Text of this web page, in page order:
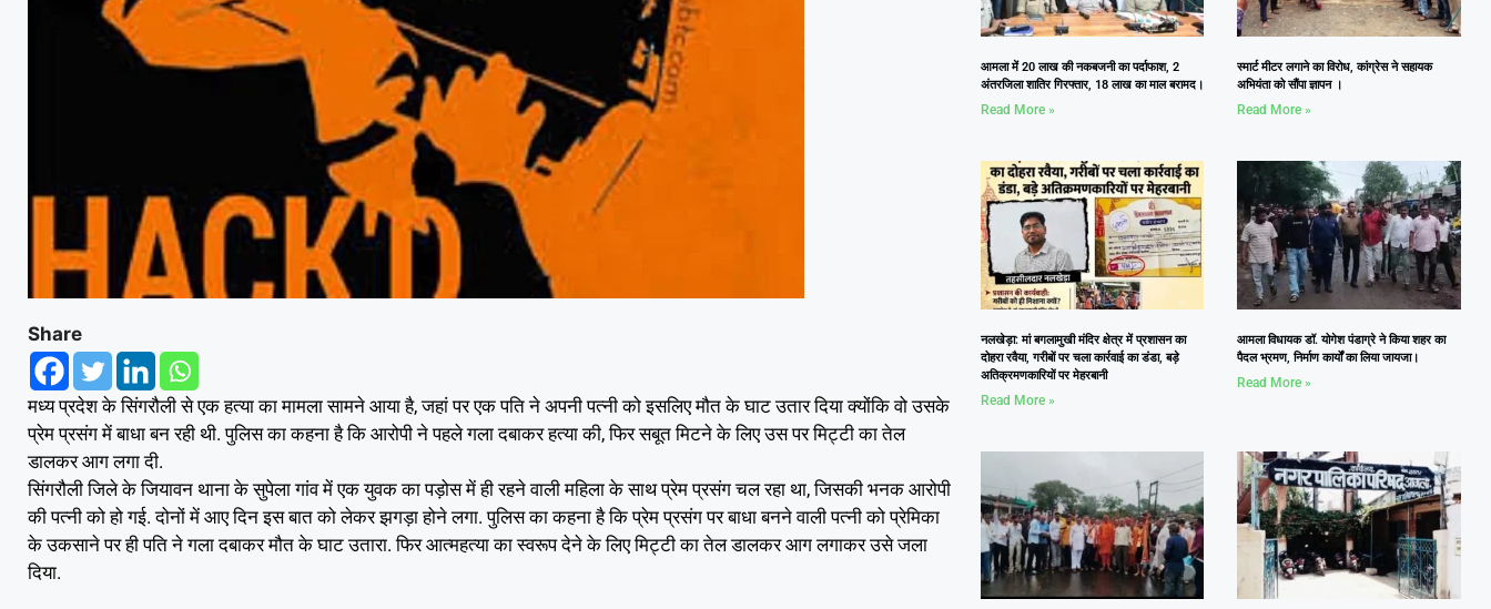
Share
मध्य प्रदेश के सिंगरौली से एक हत्या का मामला सामने आया है, जहां पर एक पति ने अपनी पत्नी को इसलिए मौत के घाट उतार दिया क्योंकि वो उसके
प्रेम प्रसंग में बाधा बन रही थी. पुलिस का कहना है कि आरोपी ने पहले गला दबाकर हत्या की, फिर सबूत मिटने के लिए उस पर मिट्टी का तेल
डालकर आग लगा दी.
सिंगरौली जिले के जियावन थाना के सुपेला गांव में एक युवक का पड़ोस में ही रहने वाली महिला के साथ प्रेम प्रसंग चल रहा था, जिसकी भनक आरोपी
की पत्नी को हो गई. दोनों में आए दिन इस बात को लेकर झगड़ा होने लगा. पुलिस का कहना है कि प्रेम प्रसंग पर बाधा बनने वाली पत्नी को प्रेमिका
के उकसाने पर ही पति ने गला दबाकर मौत के घाट उतारा. फिर आत्महत्या का स्वरूप देने के लिए मिट्टी का तेल डालकर आग लगाकर उसे जला
दिया.
आमला में 20 लाख की नकबजनी का पर्दाफाश, 2
अंतरजिला शातिर गिरफ्तार, 18 लाख का माल बरामद।
Read More »
स्मार्ट मीटर लगाने का विरोध, कांग्रेस ने सहायक
अभियंता को सौंपा ज्ञापन ।
Read More »
नलखेड़ा: मां बगलामुखी मंदिर क्षेत्र में प्रशासन का
दोहरा रवैया, गरीबों पर चला कार्रवाई का डंडा, बड़े
अतिक्रमणकारियों पर मेहरबानी
Read More »
आमला विधायक डॉ. योगेश पंडाग्रे ने किया शहर का
पैदल भ्रमण, निर्माण कार्यों का लिया जायजा।
Read More »